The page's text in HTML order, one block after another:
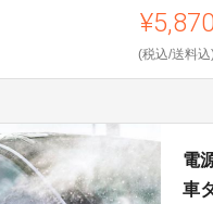
¥5,870
(税込/送料込
電
車